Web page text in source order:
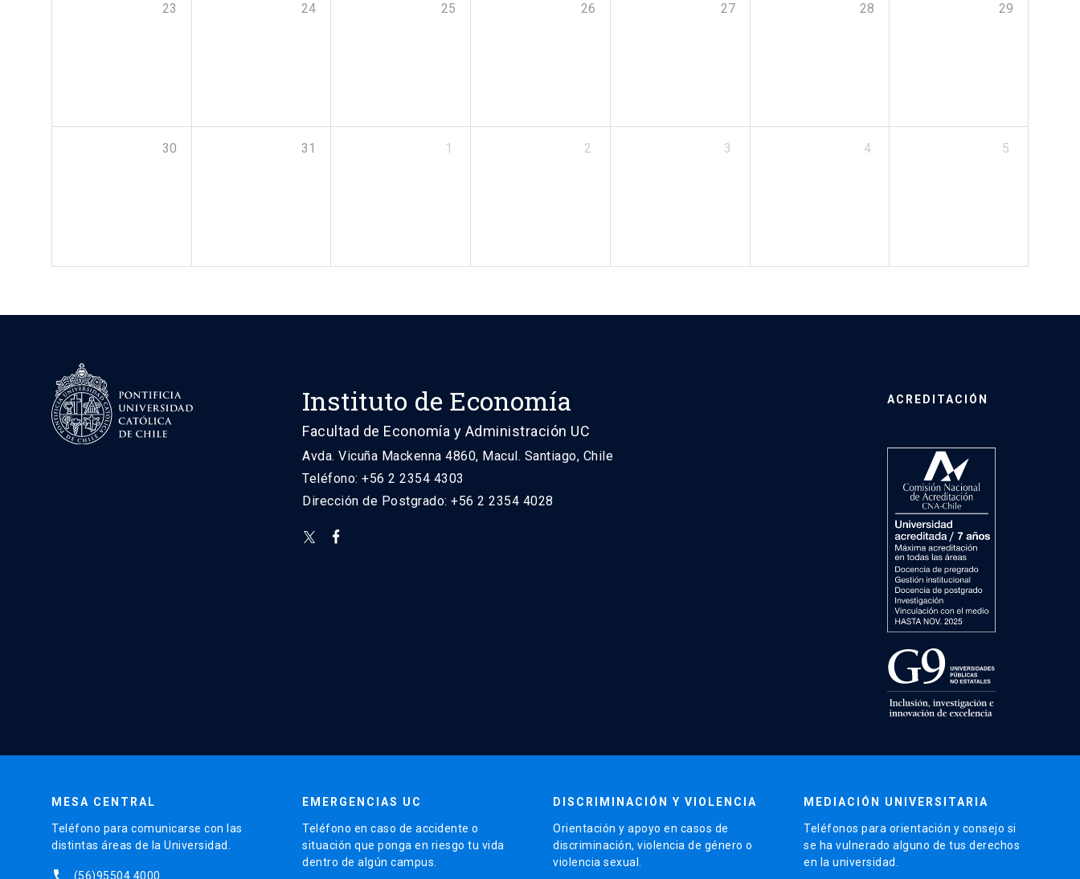
23 24 25 26 27 28 29
30 31 1 2 3 4 5
Instituto de Economía
Facultad de Economía y Administración UC
Avda. Vicuña Mackenna 4860, Macul. Santiago, Chile
Teléfono: +56 2 2354 4303
Dirección de Postgrado: +56 2 2354 4028
ACREDITACIÓN
MESA CENTRAL
Teléfono para comunicarse con las
distintas áreas de la Universidad.
(56)95504 4000
EMERGENCIAS UC
Teléfono en caso de accidente o
situación que ponga en riesgo tu vida
dentro de algún campus.
DISCRIMINACIÓN Y VIOLENCIA
Orientación y apoyo en casos de
discriminación, violencia de género o
violencia sexual.
MEDIACIÓN UNIVERSITARIA
Teléfonos para orientación y consejo si
se ha vulnerado alguno de tus derechos
en la universidad.